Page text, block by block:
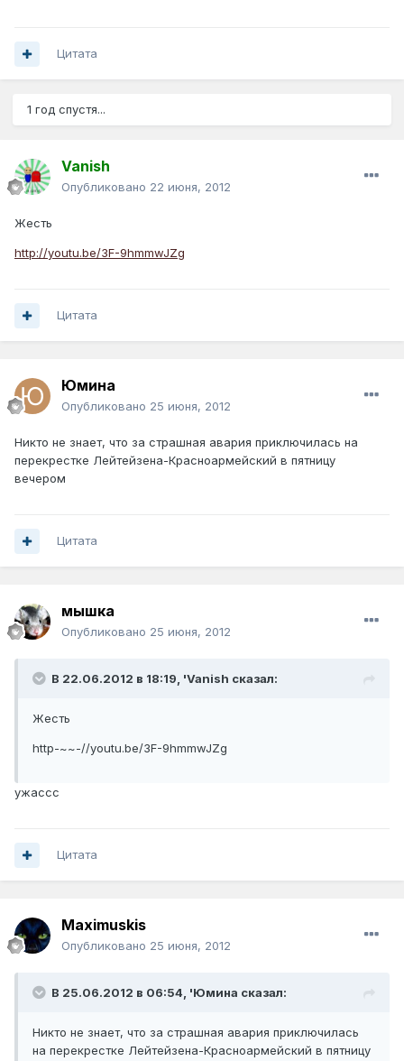
Цитата
1 год спустя...
Vanish
Опубликовано 22 июня, 2012
Жесть
http://youtu.be/3F-9hmmwJZg
Цитата
Юмина
Опубликовано 25 июня, 2012
Никто не знает, что за страшная авария приключилась на
перекрестке Лейтейзена-Красноармейский в пятницу
вечером
Цитата
мышка
Опубликовано 25 июня, 2012
В 22.06.2012 в 18:19, 'Vanish сказал:
Жесть
http-~~-//youtu.be/3F-9hmmwJZg
ужассс
Цитата
Maximuskis
Опубликовано 25 июня, 2012
В 25.06.2012 в 06:54, 'Юмина сказал:
Никто не знает, что за страшная авария приключилась
на перекрестке Лейтейзена-Красноармейский в пятницу